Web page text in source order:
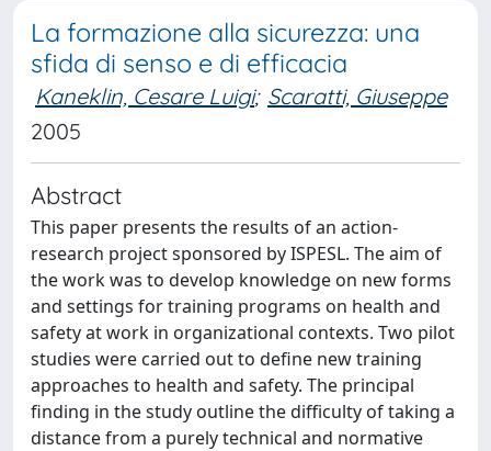
La formazione alla sicurezza: una
sfida di senso e di efficacia
Kaneklin, Cesare Luigi; Scaratti, Giuseppe
2005
Abstract
This paper presents the results of an action-
research project sponsored by ISPESL. The aim of
the work was to develop knowledge on new forms
and settings for training programs on health and
safety at work in organizational contexts. Two pilot
studies were carried out to define new training
approaches to health and safety. The principal
finding in the study outline the difficulty of taking a
distance from a purely technical and normative